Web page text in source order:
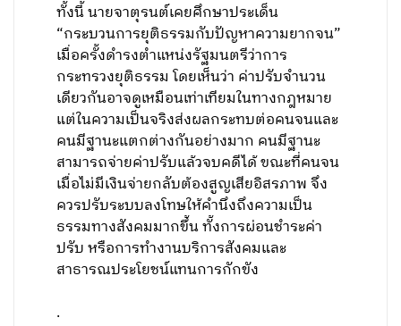
ทั้งนี้ นายจาตุรนต์เคยศึกษาประเด็น
“กระบวนการยุติธรรมกับปัญหาความยากจน”
เมื่อครั้งดำรงตำแหน่งรัฐมนตรีว่าการ
กระทรวงยุติธรรม โดยเห็นว่า ค่าปรับจำนวน
เดียวกันอาจดูเหมือนเท่าเทียมในทางกฎหมาย
แต่ในความเป็นจริงส่งผลกระทบต่อคนจนและ
คนมีฐานะแตกต่างกันอย่างมาก คนมีฐานะ
สามารถจ่ายค่าปรับแล้วจบคดีได้ ขณะที่คนจน
เมื่อไม่มีเงินจ่ายกลับต้องสูญเสียอิสรภาพ จึง
ควรปรับระบบลงโทษให้คำนึงถึงความเป็น
ธรรมทางสังคมมากขึ้น ทั้งการผ่อนชำระค่า
ปรับ หรือการทำงานบริการสังคมและ
สาธารณประโยชน์แทนการกักขัง
.